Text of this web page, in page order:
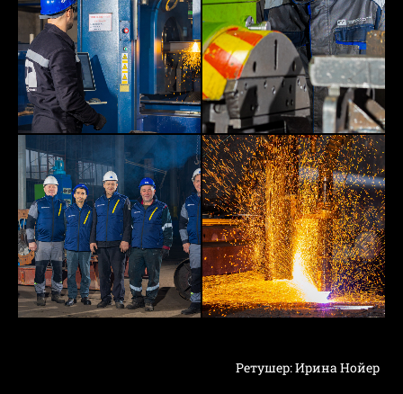
Ретушер: Ирина Нойер